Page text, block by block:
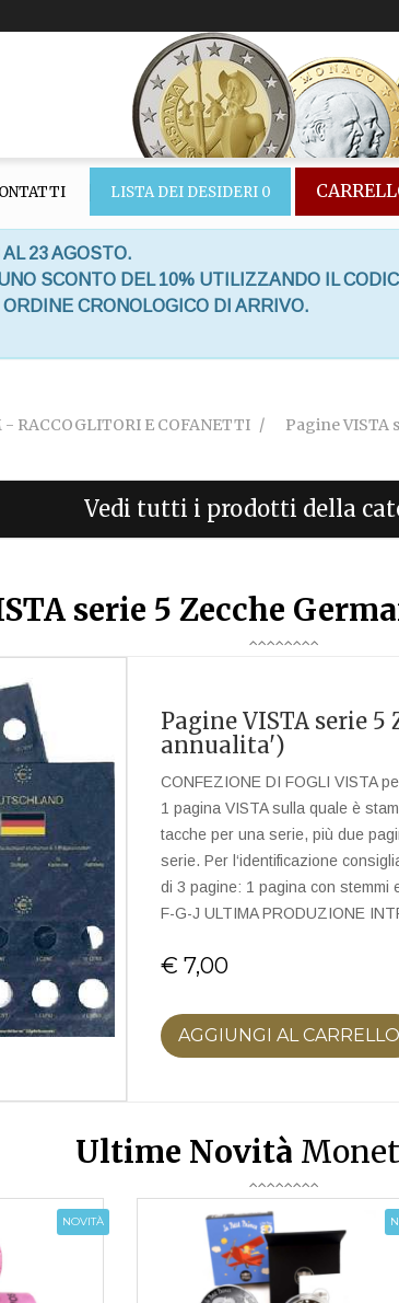
LISTA DEI DESIDERI 0
23 AGOSTO.
SCONTO DEL 10% UTILIZZANDO IL
CRONOLOGICO DI ARRIVO.
RACCOGLITORI E COFANETTI Pagine VISTA
Vedi tutti i prodotti della
serie 5 Zecche
Pagine VISTA serie
annualita')
CONFEZIONE DI FOGLI VISTA
1 pagina VISTA sulla quale è
tacche per una serie, più due
serie. Per l‘identificazione
di 3 pagine: 1 pagina con stemmi
F-G-J ULTIMA PRODUZIONE
€ 7,00
AGGIUNGI AL CARRELLO
Ultime Novità
NOVITÀ